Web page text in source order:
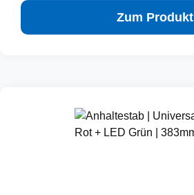
Zum Produkt